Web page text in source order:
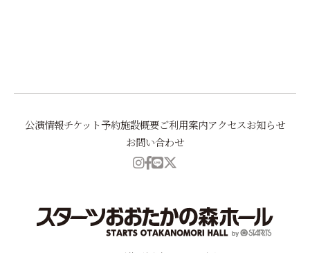
公演情報チケット予約施設概要ご利用案内アクセスお知らせ
お問い合わせ